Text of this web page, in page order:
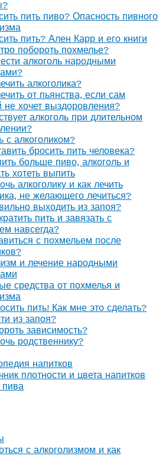
пить пиво? Опасность пивного
пить? Ален Карр и его книги
побороть похмелье?
алкоголь народными
алкоголика?
от пьянства, если сам
не хочет выздоровления?
алкоголь при длительном
с алкоголиком?
бросить пить человека?
больше пиво, алкоголь и
хотеть выпить
алкоголику и как лечить
не желающего лечиться?
выходить из запоя?
пить и завязать с
навсегда?
с похмельем после
и лечение народными
средства от похмелья и
пить! Как мне это сделать?
из запоя?
зависимость?
родственнику?
напитков
плотности и цвета напитков
пива
с алкоголизмом и как